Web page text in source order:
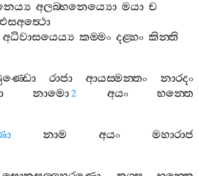
අලබ‍්භනෙය්‍යො මයා ච
එසඅත්‍ථො
අධිවාසයෙය්‍ය කම‍්මං දළ‍්හං කින‍්ති
රාජා ආයස‍්මන‍්තං
නාරදං
නාමො 2 අයං
භන‍්තෙ
නාම අයං
මහාරාජ